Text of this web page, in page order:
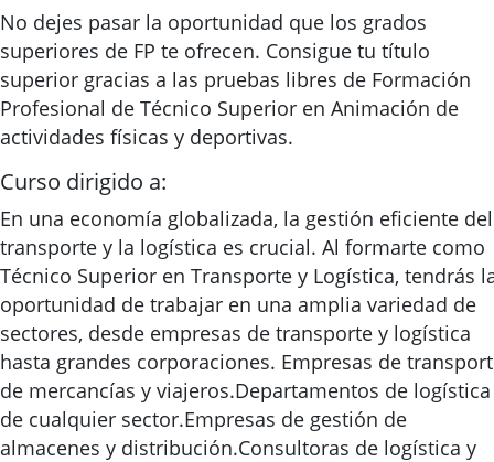
No dejes pasar la oportunidad que los grados
superiores de FP te ofrecen. Consigue tu título
superior gracias a las pruebas libres de Formación
Profesional de Técnico Superior en Animación de
actividades físicas y deportivas.
Curso dirigido a:
En una economía globalizada, la gestión eficiente del
transporte y la logística es crucial. Al formarte como
Técnico Superior en Transporte y Logística, tendrás
oportunidad de trabajar en una amplia variedad de
sectores, desde empresas de transporte y logística
hasta grandes corporaciones. Empresas de
de mercancías y viajeros.Departamentos de logística
de cualquier sector.Empresas de gestión de
almacenes y distribución.Consultoras de logística y